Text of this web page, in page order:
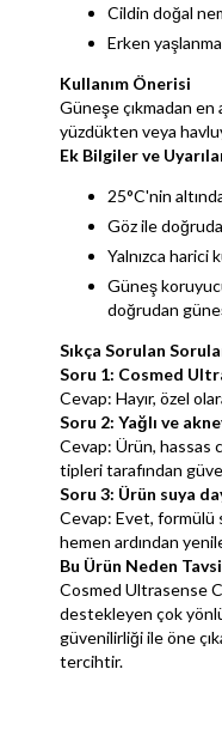
Cildin doğal
Erken
Kullanım Önerisi
Güneşe çıkmadan
yüzdükten veya
Ek Bilgiler ve
25°C'nin
Göz ile
Yalnızca harici
Güneş
doğrudan güneş
Sıkça Sorulan
Soru 1: Cosmed
Cevap: Hayır, özel
Soru 2: Yağlı ve
Cevap: Ürün, hassas
tipleri tarafından
Soru 3: Ürün suya
Cevap: Evet, formülü
hemen ardından
Bu Ürün Neden
Cosmed Ultrasense
destekleyen çok
güvenilirliği ile öne
tercihtir.